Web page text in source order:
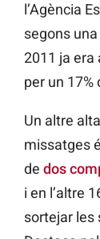
l’Agència
segons
2011 ja
per un 17%
Un altre
missatges
de dos
i en l’altre
sortejar les